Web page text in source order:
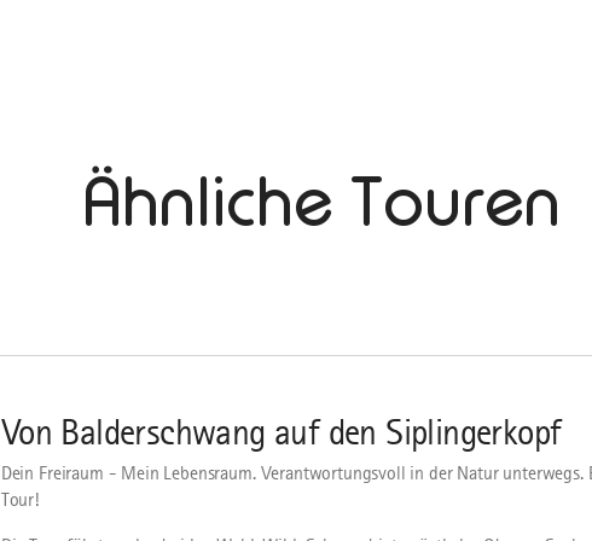
Ähnliche Touren
1
Von Balderschwang auf den Siplingerkopf
Dein Freiraum - Mein Lebensraum. Verantwortungsvoll in der Natur unterwegs.
Tour!